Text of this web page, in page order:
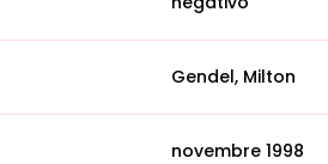
Gendel, Milton
novembre 1998